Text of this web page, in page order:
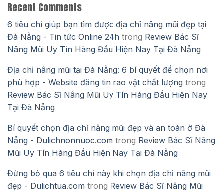
Recent Comments
6 tiêu chí giúp bạn tìm được địa chỉ nâng mũi đẹp tại
Đà Nẵng - Tin tức Online 24h trong Review Bác Sĩ
Nâng Mũi Uy Tín Hàng Đầu Hiện Nay Tại Đà Nẵng
Địa chỉ nâng mũi tại Đà Nẵng: 6 bí quyết để chọn nơi
phù hợp - Website đăng tin rao vặt chất lượng trong
Review Bác Sĩ Nâng Mũi Uy Tín Hàng Đầu Hiện Nay
Tại Đà Nẵng
Bí quyết chọn địa chỉ nâng mũi đẹp và an toàn ở Đà
Nẵng - Dulichnonnuoc.com trong Review Bác Sĩ Nâng
Mũi Uy Tín Hàng Đầu Hiện Nay Tại Đà Nẵng
Đừng bỏ qua 6 tiêu chí này khi chọn địa chỉ nâng mũi
đẹp - Dulichtua.com trong Review Bác Sĩ Nâng Mũi